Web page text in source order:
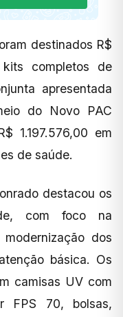
destinados R$
completos de
apresentada
do Novo PAC
1.197.576,00 em
de saúde.
destacou os
com foco na
dos
básica. Os
camisas UV com
FPS 70, bolsas,